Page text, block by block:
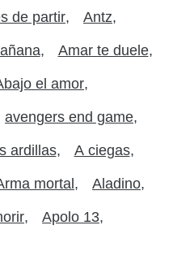
de partir Antz
Amar te duele
el amor
avengers end game
ardillas A ciegas
mortal Aladino
Apolo 13